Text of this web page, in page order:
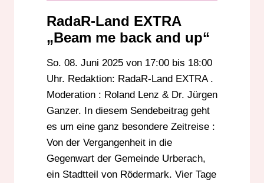
RÖDERMARKFREUNDE ROLAND LENZ
RadaR-Land EXTRA
„Beam me back and up“
So. 08. Juni 2025 von 17:00 bis 18:00
Uhr. Redaktion: RadaR-Land EXTRA .
Moderation : Roland Lenz & Dr. Jürgen
Ganzer. In diesem Sendebeitrag geht
es um eine ganz besondere Zeitreise :
Von der Vergangenheit in die
Gegenwart der Gemeinde Urberach,
ein Stadtteil von Rödermark. Vier Tage